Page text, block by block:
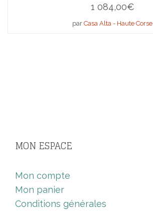
1 084,00€
par Casa Alta - Haute Corse
MON ESPACE
Mon compte
Mon panier
Conditions générales